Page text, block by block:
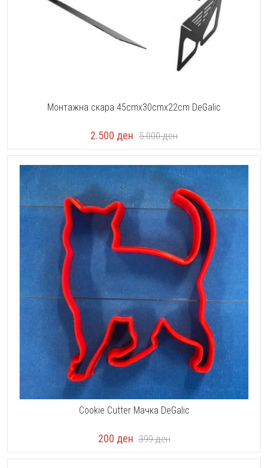
Монтажна скара 45cmx30cmx22cm DeGalic
2.500 ден 5.000ден
Cookie Cutter Мачка DeGalic
200 ден 399ден